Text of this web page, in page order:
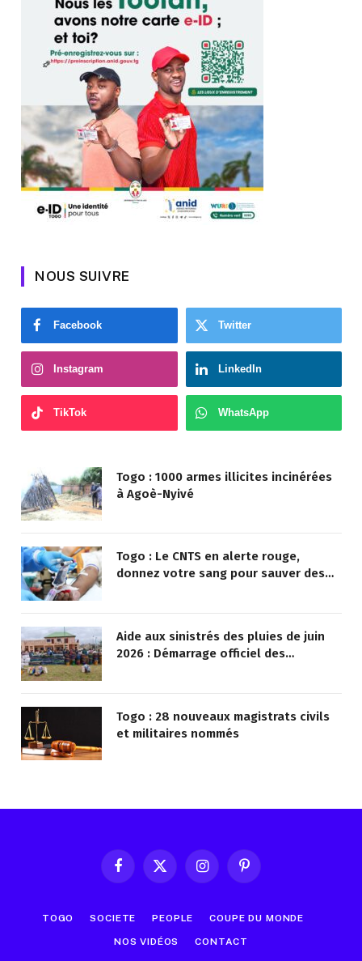
NOUS SUIVRE
Facebook Twitter
Instagram LinkedIn
TikTok WhatsApp
Togo : 1000 armes illicites incinérées
à Agoè-Nyivé
Togo : Le CNTS en alerte rouge,
donnez votre sang pour sauver des
Aide aux sinistrés des pluies de juin
2026 : Démarrage officiel des
Togo : 28 nouveaux magistrats civils
et militaires nommés
FacebookX
InstagramPinterest
TOGO SOCIETE PEOPLE COUPE DU MONDE
NOS VIDÉOS CONTACT